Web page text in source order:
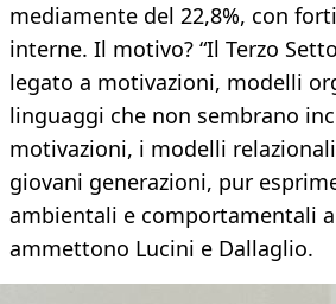
mediamente del 22,8%, con
interne. Il motivo? “Il Terzo
legato a motivazioni, modelli
linguaggi che non sembrano
motivazioni, i modelli
giovani generazioni, pur
ambientali e comportamentali
ammettono Lucini e Dallaglio.